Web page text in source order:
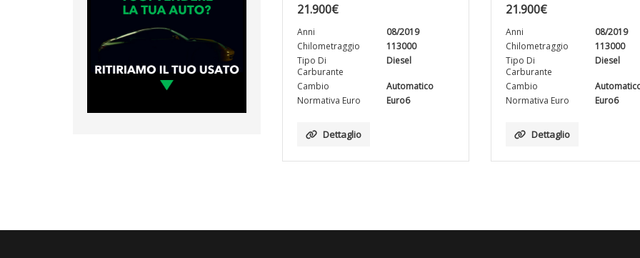
21.900€
Anni
08/2019
Chilometraggio
113000
Tipo Di
Carburante
Diesel
Cambio
Automatico
Normativa Euro
Euro6
Dettaglio
21.900€
Anni
08/2019
Chilometraggio
113000
Tipo Di
Carburante
Diesel
Cambio
Normativa Euro
Euro6
Dettaglio